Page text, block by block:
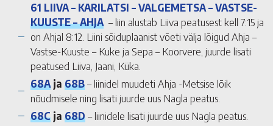
61 LIIVA – KARILATSI – VALGEMETSA – VASTSE-
KUUSTE – AHJA – liin alustab Liiva peatusest kell 7:15 ja
on Ahjal 8:12. Liini sõiduplaanist võeti välja lõigud Ahja –
Vastse-Kuuste – Kuke ja Sepa – Koorvere, juurde lisati
peatused Liiva, Jaani, Küka.
68A ja 68B– liinidel muudeti Ahja -Metsise lõik
nõudmisele ning lisati juurde uus Nagla peatus.
68C ja 68D– liinidele lisati juurde uus Nagla peatus.